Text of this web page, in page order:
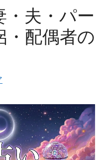
・夫・パー
・配偶者の